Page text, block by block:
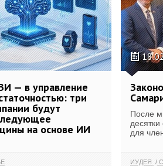
— в управление
три
будут
на основе ИИ
После
для
ИУДЕЯ